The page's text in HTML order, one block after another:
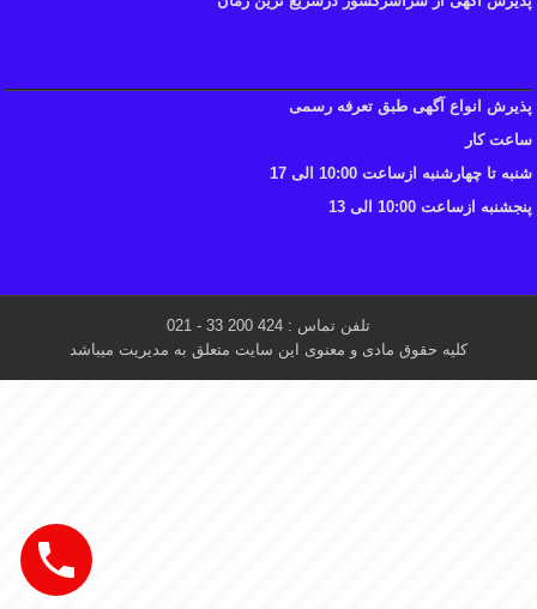
پذیرش انواع آگهی طبق تعرفه رسمی
ساعت کار
شنبه تا چهارشنبه ازساعت 10:00 الی 17
پنجشنبه ازساعت 10:00 الی 13
تلفن تماس : 424 200 33 - 021
کلیه حقوق مادی و معنوی این سایت متعلق به مدیریت میباشد